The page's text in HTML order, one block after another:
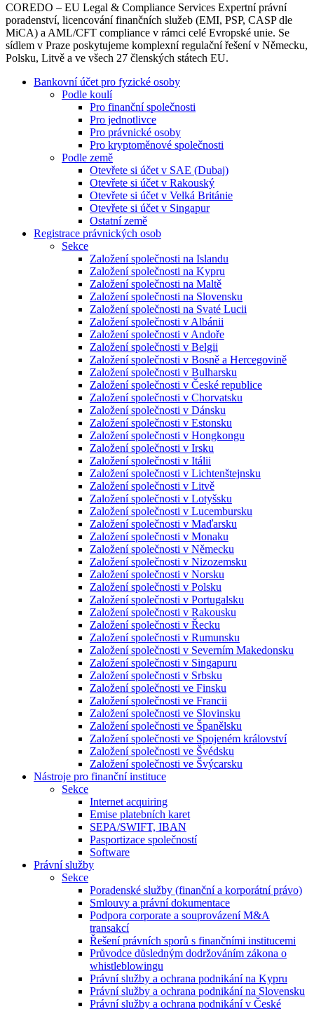
COREDO – EU Legal & Compliance Services Expertní právní
poradenství, licencování finančních služeb (EMI, PSP, CASP dle
MiCA) a AML/CFT compliance v rámci celé Evropské unie. Se
sídlem v Praze poskytujeme komplexní regulační řešení v Německu,
Polsku, Litvě a ve všech 27 členských státech EU.
Bankovní účet pro fyzické osoby
Podle koulí
Pro finanční společnosti
Pro jednotlivce
Pro právnické osoby
Pro kryptoměnové společnosti
Podle země
Otevřete si účet v SAE (Dubaj)
Otevřete si účet v Rakouský
Otevřete si účet v Velká Británie
Otevřete si účet v Singapur
Ostatní země
Registrace právnických osob
Sekce
Založení společnosti na Islandu
Založení společnosti na Kypru
Založení společnosti na Maltě
Založení společnosti na Slovensku
Založení společnosti na Svaté Lucii
Založení společnosti v Albánii
Založení společnosti v Andoře
Založení společnosti v Belgii
Založení společnosti v Bosně a Hercegovině
Založení společnosti v Bulharsku
Založení společnosti v České republice
Založení společnosti v Chorvatsku
Založení společnosti v Dánsku
Založení společnosti v Estonsku
Založení společnosti v Hongkongu
Založení společnosti v Irsku
Založení společnosti v Itálii
Založení společnosti v Lichtenštejnsku
Založení společnosti v Litvě
Založení společnosti v Lotyšsku
Založení společnosti v Lucembursku
Založení společnosti v Maďarsku
Založení společnosti v Monaku
Založení společnosti v Německu
Založení společnosti v Nizozemsku
Založení společnosti v Norsku
Založení společnosti v Polsku
Založení společnosti v Portugalsku
Založení společnosti v Rakousku
Založení společnosti v Řecku
Založení společnosti v Rumunsku
Založení společnosti v Severním Makedonsku
Založení společnosti v Singapuru
Založení společnosti v Srbsku
Založení společnosti ve Finsku
Založení společnosti ve Francii
Založení společnosti ve Slovinsku
Založení společnosti ve Španělsku
Založení společnosti ve Spojeném království
Založení společnosti ve Švédsku
Založení společnosti ve Švýcarsku
Nástroje pro finanční instituce
Sekce
Internet acquiring
Emise platebních karet
SEPA/SWIFT, IBAN
Pasportizace společností
Software
Právní služby
Sekce
Poradenské služby (finanční a korporátní právo)
Smlouvy a právní dokumentace
Podpora corporate a souprovázení M&A
transakcí
Řešení právních sporů s finančními institucemi
Průvodce důsledným dodržováním zákona o
whistleblowingu
Právní služby a ochrana podnikání na Kypru
Právní služby a ochrana podnikání na Slovensku
Právní služby a ochrana podnikání v České